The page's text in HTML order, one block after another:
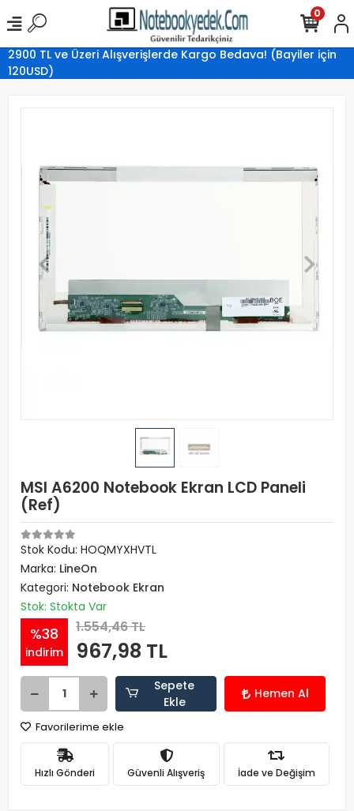
2900 TL ve Üzeri Alışverişlerde Kargo Bedava! (Bayiler için
120USD)
0
MSI A6200 Notebook Ekran LCD Paneli
(Ref)
Stok Kodu: HOQMYXHVTL
Marka: LineOn
Kategori: Notebook Ekran
Stok: Stokta Var
%38
indirim
1.554,46 TL
967,98 TL
Sepete
Ekle
Hemen Al
Favorilerime ekle
Hızlı Gönderi Güvenli Alışveriş İade ve Değişim